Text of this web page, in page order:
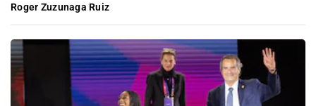
Roger Zuzunaga Ruiz